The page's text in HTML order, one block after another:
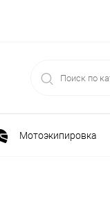
Мотоэкипировка